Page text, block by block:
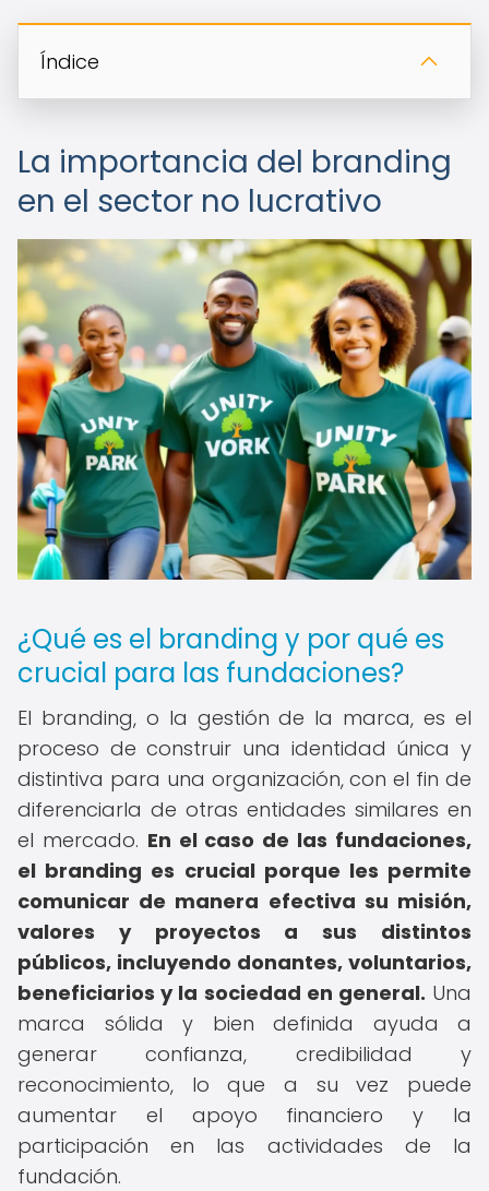
Índice
La importancia del branding
en el sector no lucrativo
¿Qué es el branding y por qué es
crucial para las fundaciones?
El branding, o la gestión de la marca, es el
proceso de construir una identidad única y
distintiva para una organización, con el fin de
diferenciarla de otras entidades similares en
el mercado. En el caso de las fundaciones,
el branding es crucial porque les permite
comunicar de manera efectiva su misión,
valores y proyectos a sus distintos
públicos, incluyendo donantes, voluntarios,
beneficiarios y la sociedad en general. Una
marca sólida y bien definida ayuda a
generar confianza, credibilidad y
reconocimiento, lo que a su vez puede
aumentar el apoyo financiero y la
participación en las actividades de la
fundación.